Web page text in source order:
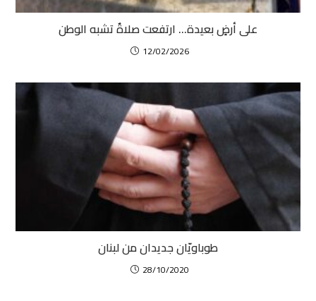
على أرضٍ بعيدة… ارتفعت صلاةٌ تشبه الوطن
12/02/2026
طوباويّان جديدان من لبنان
28/10/2020